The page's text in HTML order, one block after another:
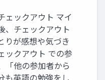
ェックアウト マイ
、チェックアウト
りが感想や気づき
ックアウト での参
「他の参加者から
も英語の勉強をし